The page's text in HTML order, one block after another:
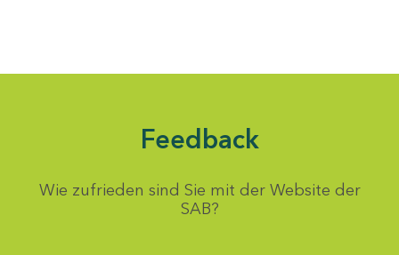
Feedback
Wie zufrieden sind Sie mit der Website der
SAB?